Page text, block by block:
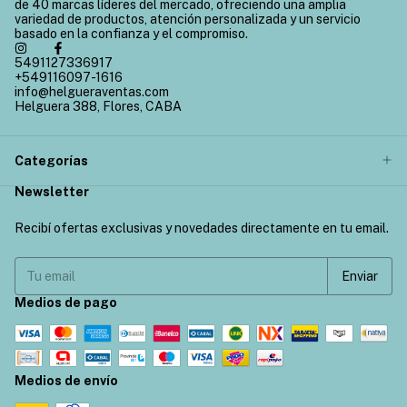
de 40 marcas líderes del mercado, ofreciendo una amplia
variedad de productos, atención personalizada y un servicio
basado en la confianza y el compromiso.
5491127336917
+549116097-1616
info@helgueraventas.com
Helguera 388, Flores, CABA
Categorías
Newsletter
Recibí ofertas exclusivas y novedades directamente en tu email.
Medios de pago
Medios de envío